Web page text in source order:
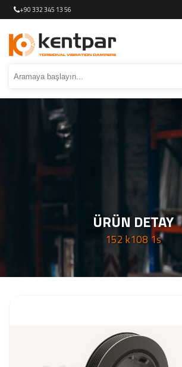
+90 332 345 13 56
ÜRÜN DETAY
152 k108 1s